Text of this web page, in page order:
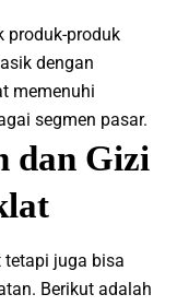
produk-produk
dengan
memenuhi
segmen pasar.
dan Gizi
juga bisa
Berikut adalah